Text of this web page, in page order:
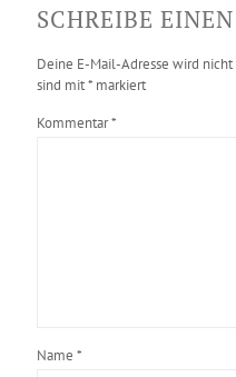
SCHREIBE
Deine E-Mail-Adresse wird
sind mit* markiert
Kommentar*
Name *